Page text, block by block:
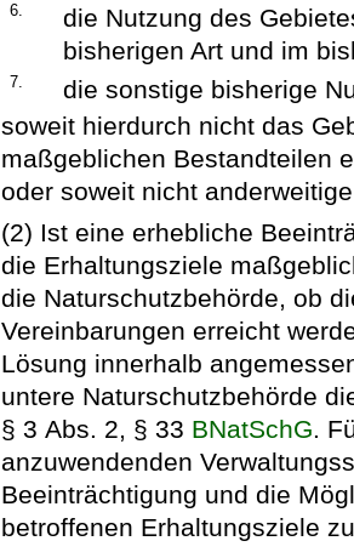
6.
die Nutzung des
bisherigen Art und im
7.
die sonstige bisherige
soweit hierdurch nicht das
maßgeblichen Bestandteilen
oder soweit nicht
(2) Ist eine erhebliche
die Erhaltungsziele
die Naturschutzbehörde, ob
Vereinbarungen erreicht
Lösung innerhalb
untere Naturschutzbehörde
§ 3 Abs. 2, § 33 BNatSchG.
anzuwendenden
Beeinträchtigung und die
betroffenen Erhaltungsziele